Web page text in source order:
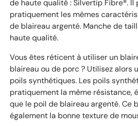
n
e
y
e
n
n
e
d
de haute qualité : Silvertip Fibre®. Il
pratiquement les mêmes
de blaireau argenté. Manche de
haute qualité.
Vous êtes réticent à utiliser un
blaireau ou de porc ? Utilisez alors
poils synthétiques. Les poils
pratiquement la même résistance,
que le poil de blaireau argenté. Ce
également la bonne texture de